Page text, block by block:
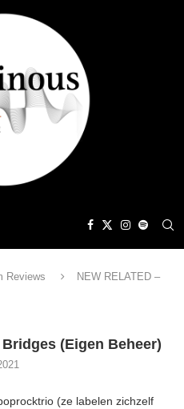
Reviews
NEW RELATED –
(Eigen Beheer)
(ze labelen zichzelf